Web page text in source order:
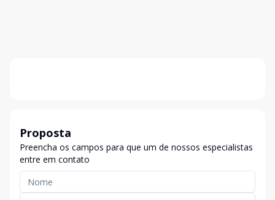
Proposta
Preencha os campos para que um de nossos especialistas
entre em contato